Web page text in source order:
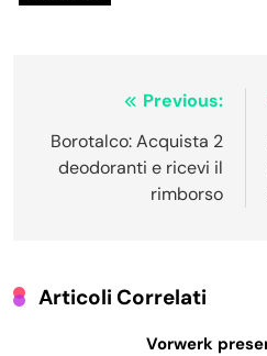
Navigazione
articoli
Previous:
Borotalco: Acquista 2
deodoranti e ricevi il
rimborso
Articoli Correlati
Vorwerk